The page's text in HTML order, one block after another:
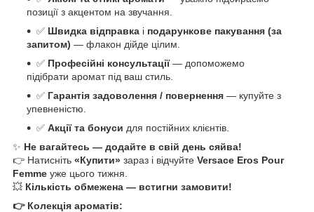
позиції з акцентом на звучання.
✅ Швидка відправка і подарункове пакування (за
запитом) — флакон дійде цілим.
✅ Професійні консультації— допоможемо
підібрати аромат під ваш стиль.
✅ Гарантія задоволення / повернення — купуйте з
упевненістю.
✅ Акції та бонуси для постійних клієнтів.
✨ Не вагайтесь — додайте в свій день сяйва!
👉 Натисніть «Купити» зараз і відчуйте Versace Eros Pour
Femme уже цього тижня.
💥 Кількість обмежена — встигни замовити!
👉 Колекція ароматів: